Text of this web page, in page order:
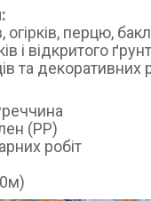
огірків, перцю,
і відкритого
та декоративних
(PP)
робіт